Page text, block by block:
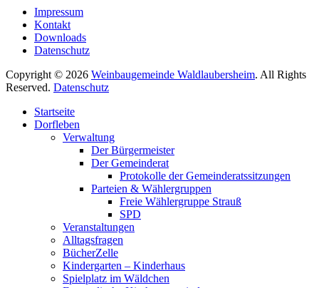
Impressum
Kontakt
Downloads
Datenschutz
Copyright © 2026 Weinbaugemeinde Waldlaubersheim. All Rights
Reserved. Datenschutz
oben
scrollen
Startseite
Dorfleben
Verwaltung
Der Bürgermeister
Der Gemeinderat
Protokolle der Gemeinderatssitzungen
Parteien & Wählergruppen
Freie Wählergruppe Strauß
SPD
Veranstaltungen
Alltagsfragen
BücherZelle
Kindergarten – Kinderhaus
Spielplatz im Wäldchen